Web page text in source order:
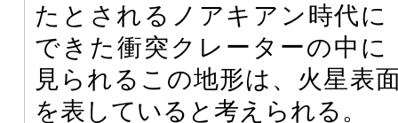
たとされるノアキアン時代に
できた衝突クレーターの中に
見られるこの地形は、火星表
を表していると考えられる。